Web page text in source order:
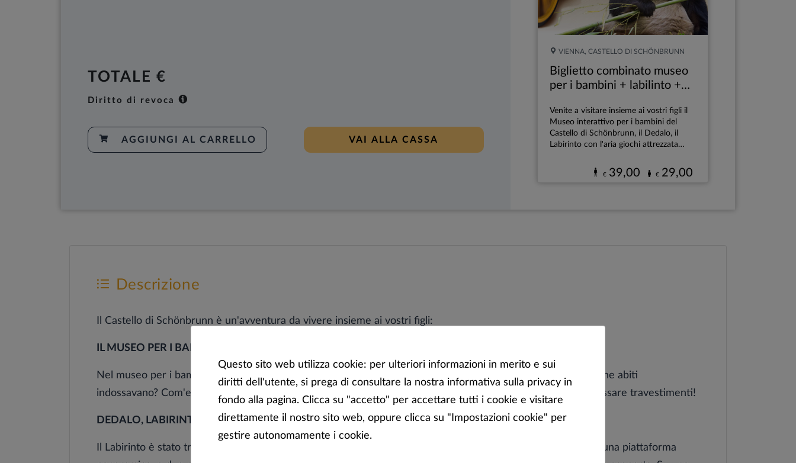
TOTALE €
Diritto di revoca
AGGIUNGI AL CARRELLO VAI ALLA CASSA
VIENNA, CASTELLO DI SCHÖNBRUNN
Biglietto combinato museo
per i bambini + labilinto +
Venite a visitare insieme ai vostri figli il
Museo interattivo per i bambini del
Castello di Schönbrunn, il Dedalo, il
Labirinto con l'aria giochi attrezzata
Schönbrunn!
€ 39,00 € 29,00
Descrizione
Il Castello di Schönbrunn è un'avventura da vivere insieme ai vostri figli:
IL MUSEO PER I BAMBINI AL CASTELLO DI SCHÖNBRUNN
Nel museo per i bambini scoprirai tante cose interessanti sulla vita di tutti i giorni dei figli degli imperatori: che abiti
indossavano? Com'era l'igiene personale? Inoltre potrai imparare il linguaggio del ventaglio e divertirti a indossare travestimenti!
DEDALO, LABIRINTO E ARIA GIOCHI ATTREZZATA LABYRINTHIKON
Il Labirinto è stato tracciato secondo modelli storici su un'area complessiva di 1.715 m². Al centro si trovano una piattaforma
Questo sito web utilizza cookie: per ulteriori informazioni in merito e sui
diritti dell'utente, si prega di consultare la nostra informativa sulla privacy in
fondo alla pagina. Clicca su "accetto" per accettare tutti i cookie e visitare
direttamente il nostro sito web, oppure clicca su "Impostazioni cookie" per
gestire autonomamente i cookie.